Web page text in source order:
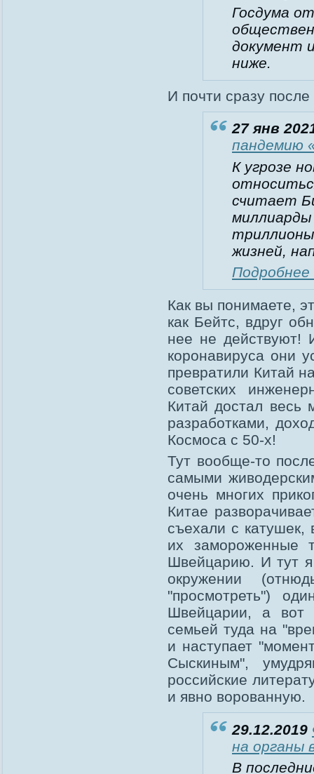
Госдума
документ
ниже.
И почти сразу после
27 янв
пандемию
К угрозе
считает
миллиарды
жизней,
Как вы понимаете,
как Бейтс, вдруг
нее не действуют!
коронавируса они
превратили Китай
советских
Китай достал весь
разработками,
Космоса с 50-х!
Тут вообще-то
самыми
очень многих
Китае
съехали с катушек,
их замороженные
Швейцарию. И тут
окружении
"просмотреть")
Швейцарии, а вот
семьей туда на
и наступает
Сыскиным",
российские
и явно ворованную.
29.12.2019
на органы
В